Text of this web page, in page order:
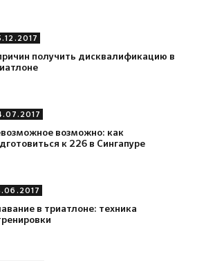
получить дисквалификацию в
возможно: как
к 226 в Сингапуре
в триатлоне: техника